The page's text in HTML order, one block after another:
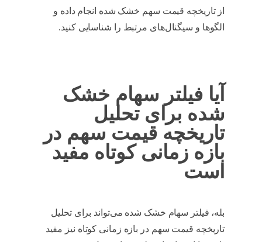
از تاریخچه قیمت سهم خشک شده انجام داده و
الگوها و سیگنال‌های مرتبط را شناسایی کنید.
آیا فیلتر سهام خشک
شده برای تحلیل
تاریخچه قیمت سهم در
بازه زمانی کوتاه مفید
است
بله، فیلتر سهام خشک شده می‌تواند برای تحلیل
تاریخچه قیمت سهم در بازه زمانی کوتاه نیز مفید